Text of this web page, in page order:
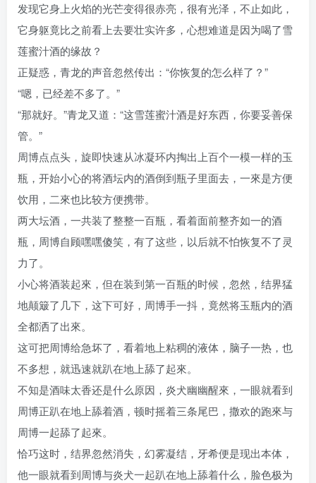
发现它身上火焰的光芒变得很赤亮，很有光泽，不止如此，
它身躯竟比之前看上去要壮实许多，心想难道是因为喝了雪
莲蜜汁酒的缘故？
正疑惑，青龙的声音忽然传出：“你恢复的怎么样了？”
“嗯，已经差不多了。”
“那就好。”青龙又道：“这雪莲蜜汁酒是好东西，你要妥善保
管。”
周博点点头，旋即快速从冰凝环内掏出上百个一模一样的玉
瓶，开始小心的将酒坛内的酒倒到瓶子里面去，一來是方便
饮用，二來也比较方便携带。
两大坛酒，一共装了整整一百瓶，看着面前整齐如一的酒
瓶，周博自顾嘿嘿傻笑，有了这些，以后就不怕恢复不了灵
力了。
小心将酒装起來，但在装到第一百瓶的时候，忽然，结界猛
地颠簸了几下，这下可好，周博手一抖，竟然将玉瓶内的酒
全都洒了出來。
这可把周博给急坏了，看着地上粘稠的液体，脑子一热，也
不多想，就迅速就趴在地上舔了起來。
不知是酒味太香还是什么原因，炎犬幽幽醒來，一眼就看到
周博正趴在地上舔着酒，顿时摇着三条尾巴，撒欢的跑來与
周博一起舔了起來。
恰巧这时，结界忽然消失，幻雾凝结，牙希便是现出本体，
他一眼就看到周博与炎犬一起趴在地上舔着什么，脸色极为